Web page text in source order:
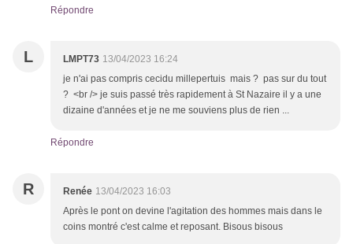
Répondre
L LMPT73 13/04/2023 16:24
je n'ai pas compris cecidu millepertuis mais ? pas sur du tout
? <br /> je suis passé très rapidement à St Nazaire il y a une
dizaine d'années et je ne me souviens plus de rien ...
Répondre
R Renée 13/04/2023 16:03
Après le pont on devine l'agitation des hommes mais dans le
coins montré c'est calme et reposant. Bisous bisous